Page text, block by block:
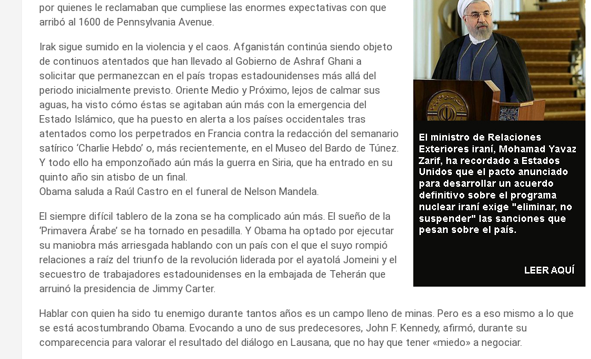
por quienes le reclamaban que cumpliese las enormes expectativas con que
arribó al 1600 de Pennsylvania Avenue.
Irak sigue sumido en la violencia y el caos. Afganistán continúa siendo objeto
de continuos atentados que han llevado al Gobierno de Ashraf Ghani a
solicitar que permanezcan en el país tropas estadounidenses más allá del
periodo inicialmente previsto. Oriente Medio y Próximo, lejos de calmar sus
aguas, ha visto cómo éstas se agitaban aún más con la emergencia del
Estado Islámico, que ha puesto en alerta a los países occidentales tras
atentados como los perpetrados en Francia contra la redacción del semanario
satírico ‘Charlie Hebdo’ o, más recientemente, en el Museo del Bardo de Túnez.
Y todo ello ha emponzoñado aún más la guerra en Siria, que ha entrado en su
quinto año sin atisbo de un final.
Obama saluda a Raúl Castro en el funeral de Nelson Mandela.
El siempre difícil tablero de la zona se ha complicado aún más. El sueño de la
‘Primavera Árabe’ se ha tornado en pesadilla. Y Obama ha optado por ejecutar
su maniobra más arriesgada hablando con un país con el que el suyo rompió
relaciones a raíz del triunfo de la revolución liderada por el ayatolá Jomeini y el
secuestro de trabajadores estadounidenses en la embajada de Teherán que
arruinó la presidencia de Jimmy Carter.
Hablar con quien ha sido tu enemigo durante tantos años es un campo lleno de minas. Pero es a eso mismo a lo que
se está acostumbrando Obama. Evocando a uno de sus predecesores, John F. Kennedy, afirmó, durante su
comparecencia para valorar el resultado del diálogo en Lausana, que no hay que tener «miedo» a negociar.